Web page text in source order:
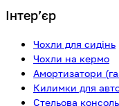
Інтерʼєр
Чохли для сидінь
Чохли на кермо
Амортизатори
Килимки для
Стельова консоль